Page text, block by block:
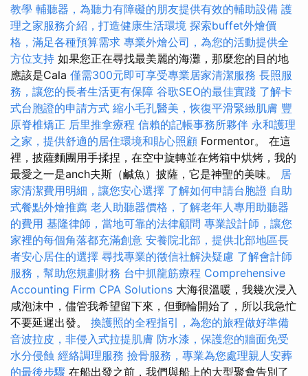
教學 輔聽器，為聽力有障礙的朋友提供有效的輔助設備 護
理之家服務介紹，打造健康生活環境 探索buffet外燴價
格，滿足各種預算需求 專業外燴公司，為您的活動提供全
方位支持 如果您正在尋找最美麗的海灘，那麼您的目的地
應該是Cala 僅需300元即可享受專業居家清潔服務 長照服
務，讓您的長者生活更有保障 谷歌SEO的最佳實踐 了解卡
式台胞證的申請方式 縮小毛孔醫美，恢復平滑緊緻肌膚 豐
原脊椎矯正 后里推拿療程 信賴的記帳事務所夥伴 永和護理
之家，提供舒適的居住環境和貼心照顧 Formentor。 在這
裡，披薩麵團用手揉捏，在空中旋轉並在烤箱中烘烤，我的
最愛之一是anch夫斯（鹹魚）披薩，它是神聖的美味。 居
家清潔費用明細，讓您安心選擇 了解如何申請台胞證 自助
式餐點外燴推薦 老人助聽器價格，了解老年人專用助聽器
的費用 基隆律師，當地可靠的法律顧問 專業設計師，讓您
家裡的每個角落都充滿創意 安養院北部，提供北部地區長
者安心居住的選擇 尋找專業的徵信社解決疑慮 了解會計師
服務，幫助您規劃財務 台中抓龍筋療程 Comprehensive
Accounting Firm CPA Solutions 大海很溫暖，我幾次浸入
咸泡沫中，儘管我希望留下來，但郵輪開始了，所以我急忙
不要延遲出發。 換護照的全程指引，為您的旅程做好準備
音波拉皮，非侵入式拉提肌膚 防水漆，保護您的牆面免受
水分侵蝕 經絡調理服務 撿骨服務，專業為您處理親人安葬
的最後步驟 在船出發之前，我們與船上的大型聚會告別了